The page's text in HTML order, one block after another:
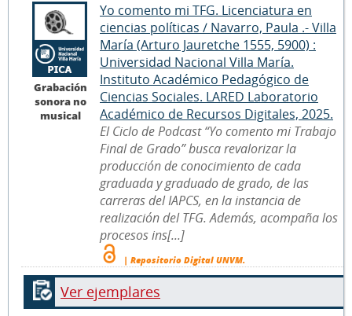
Grabación
sonora no
musical
Yo comento mi TFG. Licenciatura en
ciencias políticas / Navarro, Paula .- Villa
María (Arturo Jauretche 1555, 5900) :
Universidad Nacional Villa María.
Instituto Académico Pedagógico de
Ciencias Sociales. LARED Laboratorio
Académico de Recursos Digitales, 2025.
El Ciclo de Podcast “Yo comento mi Trabajo
Final de Grado” busca revalorizar la
producción de conocimiento de cada
graduada y graduado de grado, de las
carreras del IAPCS, en la instancia de
realización del TFG. Además, acompaña los
procesos ins[...]
| Repositorio Digital UNVM.
Ver ejemplares